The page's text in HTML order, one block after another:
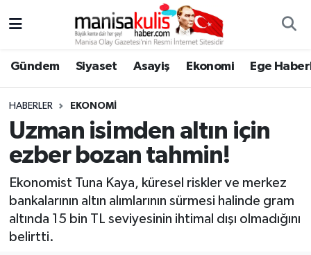
Gündem Siyaset Asayiş Ekonomi Ege
HABERLER EKONOMI
Uzman isimden altın için
ezber bozan tahmin!
Ekonomist Tuna Kaya, küresel riskler ve merkez
bankalarının altın alımlarının sürmesi halinde gram
altında 15 bin TL seviyesinin ihtimal dışı olmadığını
belirtti.
Ege Haberleri
Genel
Gündem
Resmi İlan
Yunusemre Hava Durumu
Yunusemre Trafik Yoğunluk Haritası
Süper Lig Puan Durumu ve Fikstür
Tüm Manşetler
Son Dakika Haberleri